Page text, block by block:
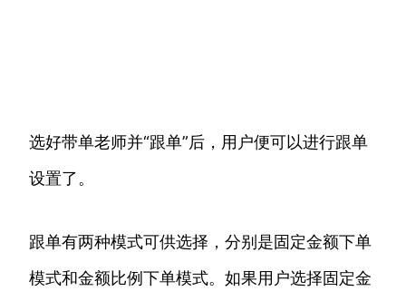
选好带单老师并“跟单”后，用户便可以进行跟单
设置了。
跟单有两种模式可供选择，分别是固定金额下单
模式和金额比例下单模式。如果用户选择固定金